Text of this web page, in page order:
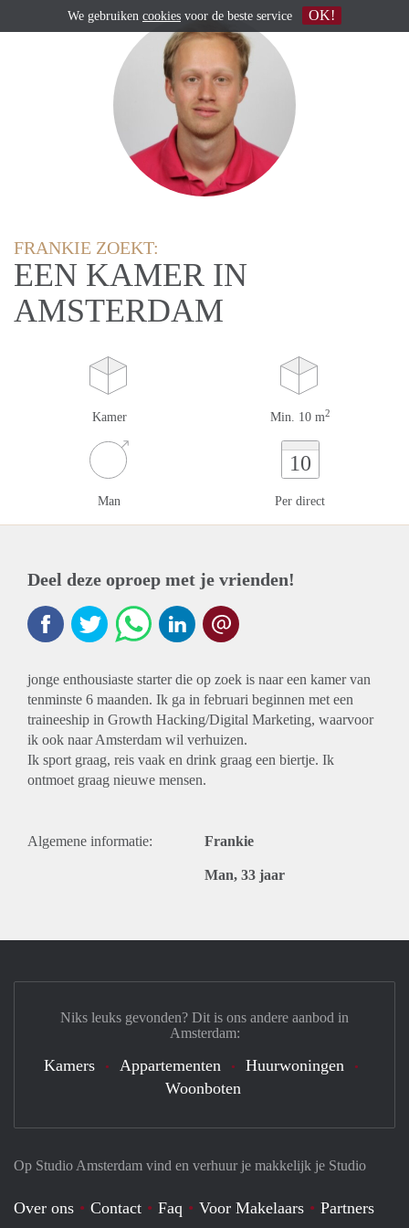
FRANKIE ZOEKT:
EEN KAMER IN
AMSTERDAM
Kamer Min. 10 m2
Man
10
Per direct
Deel deze oproep met je vrienden!
jonge enthousiaste starter die op zoek is naar een kamer van
tenminste 6 maanden. Ik ga in februari beginnen met een
traineeship in Growth Hacking/Digital Marketing, waarvoor
ik ook naar Amsterdam wil verhuizen.
Ik sport graag, reis vaak en drink graag een biertje. Ik
ontmoet graag nieuwe mensen.
Algemene informatie: Frankie
Man, 33 jaar
Op Studio Amsterdam vind en verhuur je makkelijk je Studio
Over ons Contact Faq Voor Makelaars Partners
Niks leuks gevonden? Dit is ons andere aanbod in
Amsterdam:
Kamers Appartementen
Huurwoningen
Woonboten
We gebruiken cookies voor de beste service OK!